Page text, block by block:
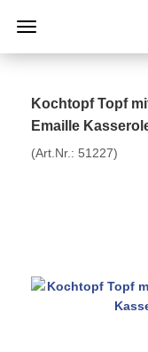
Kochtopf Topf
Emaille
(Art.Nr.: 51227)